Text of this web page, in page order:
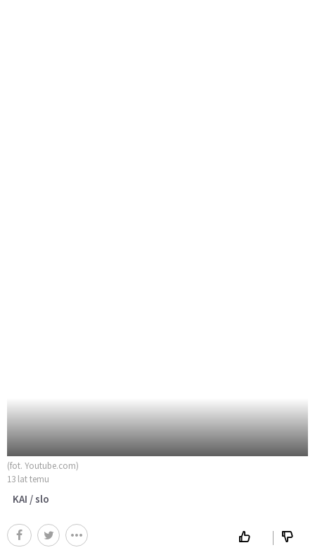
(fot. Youtube.com)
13 lat temu
KAI / slo